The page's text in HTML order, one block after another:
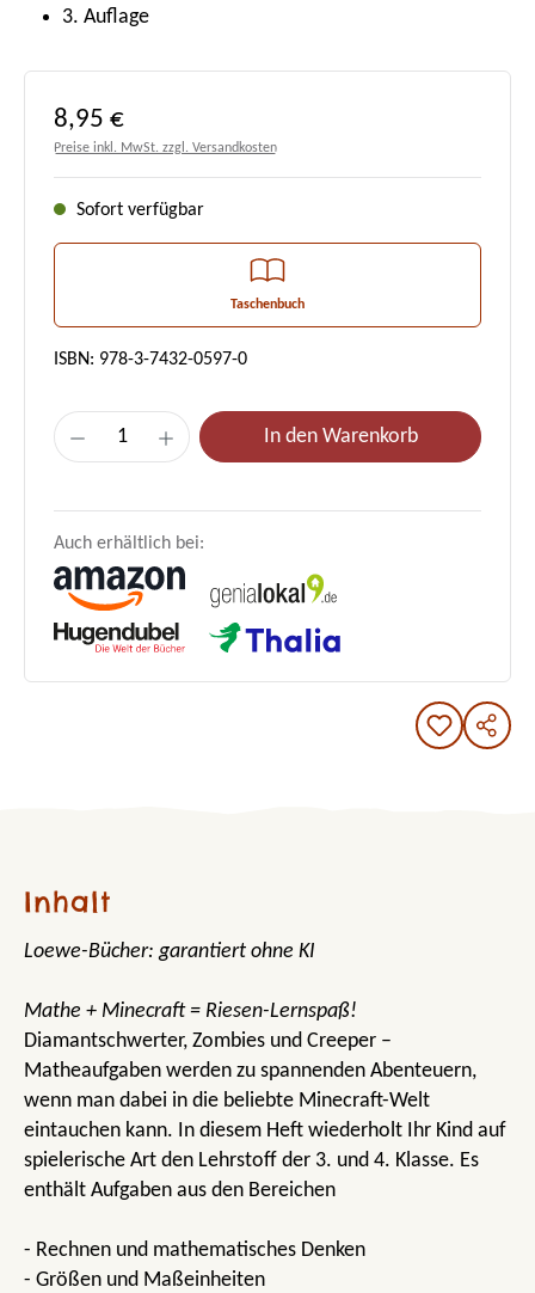
3. Auflage
Regulärer Preis:
8,95 €
Preise inkl. MwSt. zzgl. Versandkosten
Sofort verfügbar
Taschenbuch
ISBN: 978-3-7432-0597-0
Produkt Anzahl: Gib den gewünschten
In den Warenkorb
Auch erhältlich bei:
Inhalt
Loewe-Bücher: garantiert ohne KI
Mathe + Minecraft = Riesen-Lernspaß!
Diamantschwerter, Zombies und Creeper –
Matheaufgaben werden zu spannenden Abenteuern,
wenn man dabei in die beliebte Minecraft-Welt
eintauchen kann. In diesem Heft wiederholt Ihr Kind auf
spielerische Art den Lehrstoff der 3. und 4. Klasse. Es
enthält Aufgaben aus den Bereichen
- Rechnen und mathematisches Denken
- Größen und Maßeinheiten